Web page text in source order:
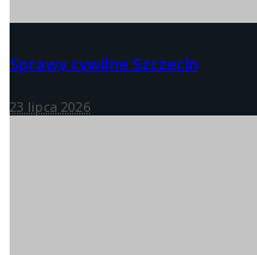
Sprawy cywilne Szczecin
23 lipca 2026